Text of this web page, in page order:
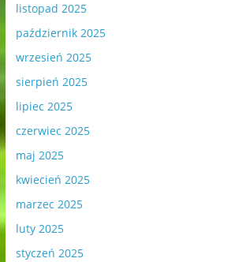
listopad 2025
październik 2025
wrzesień 2025
sierpień 2025
lipiec 2025
czerwiec 2025
maj 2025
kwiecień 2025
marzec 2025
luty 2025
styczeń 2025